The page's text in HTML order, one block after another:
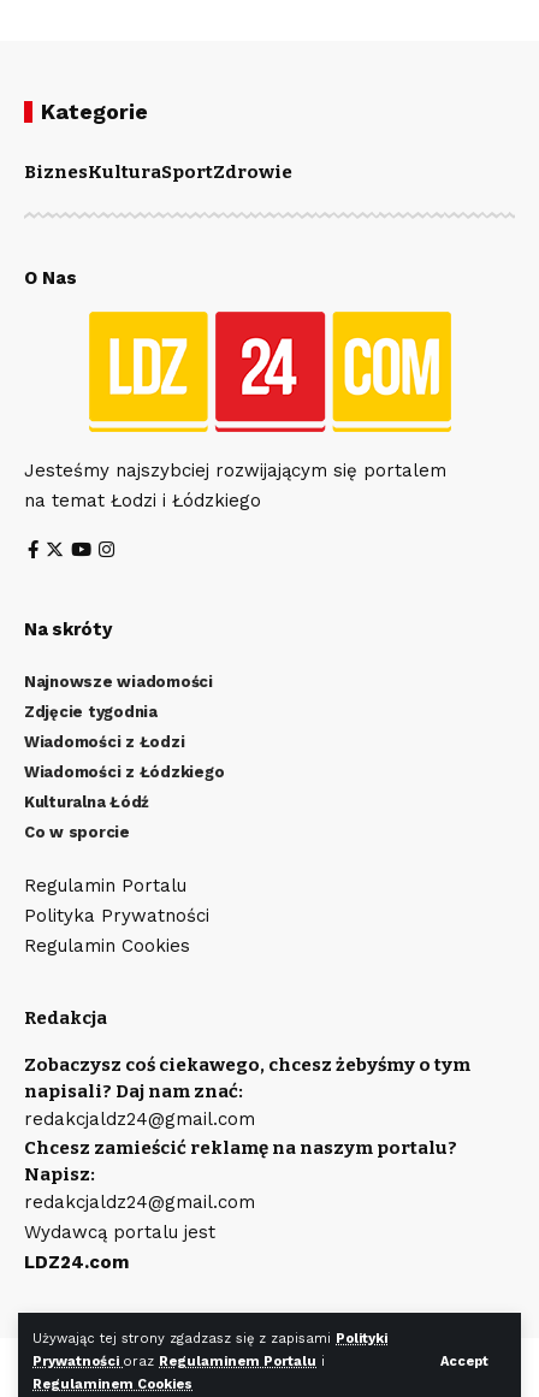
Używając tej strony zgadzasz się z zapisami Polityki
Prywatności oraz Regulaminem Portalu i
Regulaminem Cookies
Accept
Kategorie
BiznesKulturaSportZdrowie
O Nas
Jesteśmy najszybciej rozwijającym się portalem
na temat Łodzi i Łódzkiego
Na skróty
Najnowsze wiadomości
Zdjęcie tygodnia
Wiadomości z Łodzi
Wiadomości z Łódzkiego
Kulturalna Łódź
Co w sporcie
Regulamin Portalu
Polityka Prywatności
Regulamin Cookies
Redakcja
Zobaczysz coś ciekawego, chcesz żebyśmy o tym
napisali? Daj nam znać:
redakcjaldz24@gmail.com
Chcesz zamieścić reklamę na naszym portalu?
Napisz:
redakcjaldz24@gmail.com
Wydawcą portalu jest
LDZ24.com
©LDZ24.com Wszystkie prawa zastrzeżone. Wykonanie strony